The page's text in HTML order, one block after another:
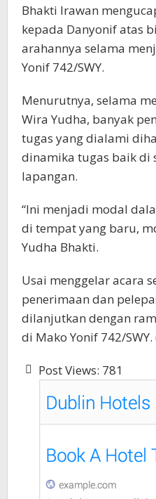
Bhakti Irawan
kepada Danyonif atas
arahannya selama
Yonif 742/SWY.
Menurutnya, selama
Wira Yudha, banyak
tugas yang dialami
dinamika tugas baik di
lapangan.
“Ini menjadi modal
di tempat yang baru,
Yudha Bhakti.
Usai menggelar acara
penerimaan dan
dilanjutkan dengan
di Mako Yonif 742/
Post Views: 781